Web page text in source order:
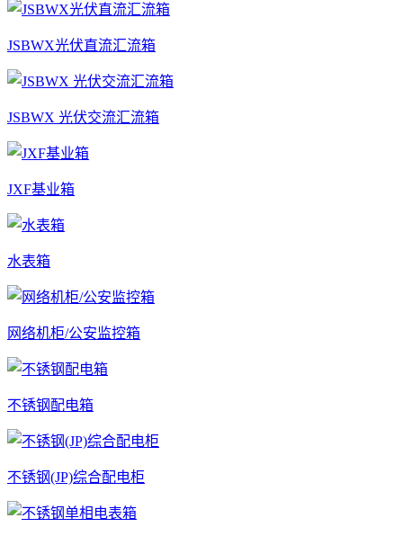
JSBWX光伏直流汇流箱
JSBWX 光伏交流汇流箱
JXF基业箱
水表箱
网络机柜/公安监控箱
不锈钢配电箱
不锈钢(JP)综合配电柜